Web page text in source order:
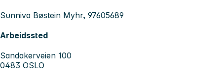
Sunniva Bøstein Myhr, 97605689
Arbeidssted
Sandakerveien 100
0483 OSLO